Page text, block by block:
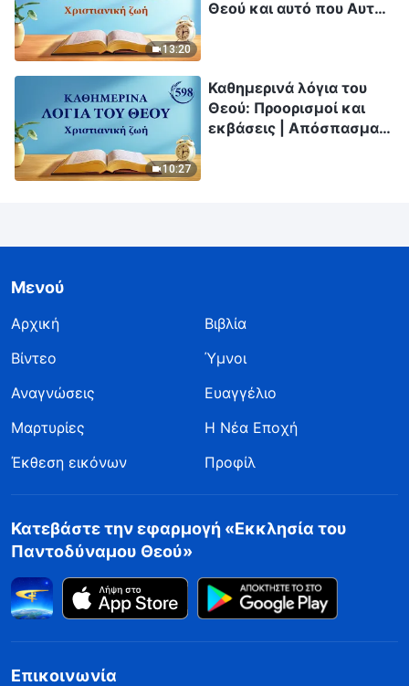
13:20
Θεού και αυτό που Αυτός
10:27
Καθημερινά λόγια του
Θεού: Προορισμοί και
εκβάσεις | Απόσπασμα
Μενού
Αρχική
Βιβλία
Βίντεο
Ύμνοι
Αναγνώσεις
Ευαγγέλιο
Μαρτυρίες
Η Νέα Εποχή
Έκθεση εικόνων
Προφίλ
Κατεβάστε την εφαρμογή «Εκκλησία του
Παντοδύναμου Θεού»
Επικοινωνία